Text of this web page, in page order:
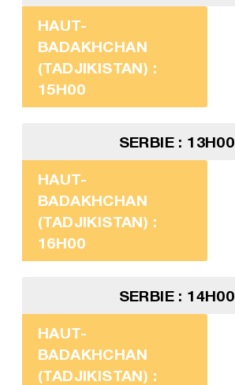
HAUT-
BADAKHCHAN
(TADJIKISTAN) :
15H00
SERBIE : 13H00
HAUT-
BADAKHCHAN
(TADJIKISTAN) :
16H00
SERBIE : 14H00
HAUT-
BADAKHCHAN
(TADJIKISTAN) :